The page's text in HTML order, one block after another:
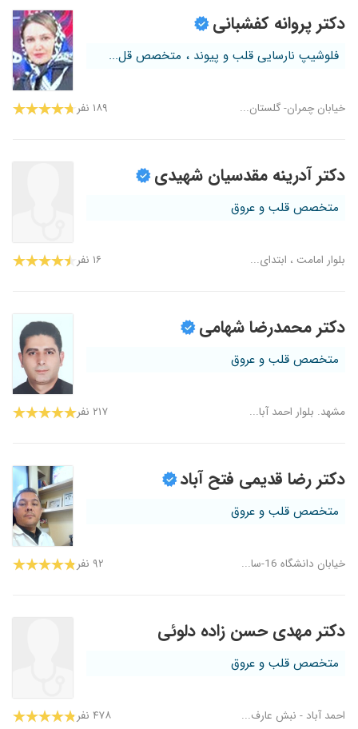
دکتر پروانه کفشبانی
فلوشیپ نارسایی قلب و پیوند ، متخصص قل...
خیابان چمران- گلستان... ۱۸۹ نفر
دکتر آدرینه مقدسیان شهیدی
متخصص قلب و عروق
بلوار امامت ، ابتدای... ۱۶ نفر
دکتر محمدرضا شهامی
متخصص قلب و عروق
مشهد. بلوار احمد آبا... ۲۱۷ نفر
دکتر رضا قدیمی فتح آباد
متخصص قلب و عروق
خیابان دانشگاه 16-سا... ۹۲ نفر
دکتر مهدی حسن زاده دلوئی
متخصص قلب و عروق
احمد آباد - نبش عارف... ۴۷۸ نفر